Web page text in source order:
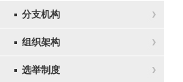
分支机构
组织架构
选举制度